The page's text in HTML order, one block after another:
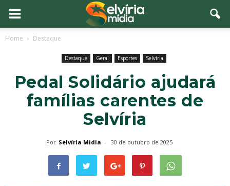
Home Destaque
Destaque Geral Esportes Selvíria
Pedal Solidário ajudará
famílias carentes de
Selvíria
Por Selvíria Midia - 30 de outubro de 2025